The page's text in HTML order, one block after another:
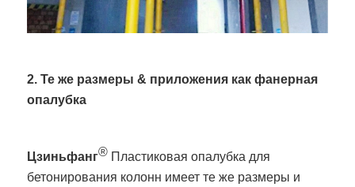
2. Те же размеры & приложения как фанерная
опалубка
Цзиньфанг® Пластиковая опалубка для
бетонирования колонн имеет те же размеры и